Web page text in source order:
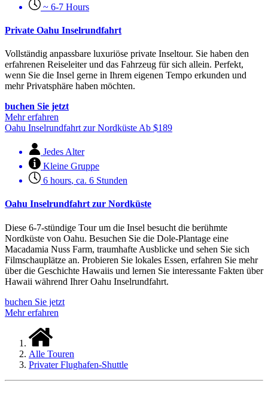
~ 6-7 Hours
Private Oahu Inselrundfahrt
Vollständig anpassbare luxuriöse private Inseltour. Sie haben den
erfahrenen Reiseleiter und das Fahrzeug für sich allein. Perfekt,
wenn Sie die Insel gerne in Ihrem eigenen Tempo erkunden und
mehr Privatsphäre haben möchten.
buchen Sie jetzt
Mehr erfahren
Oahu Inselrundfahrt zur Nordküste Ab $189
Jedes Alter
Kleine Gruppe
6 hours, ca. 6 Stunden
Oahu Inselrundfahrt zur Nordküste
Diese 6-7-stündige Tour um die Insel besucht die berühmte
Nordküste von Oahu. Besuchen Sie die Dole-Plantage eine
Macadamia Nuss Farm, traumhafte Ausblicke und sehen Sie sich
Filmschauplätze an. Probieren Sie lokales Essen, erfahren Sie mehr
über die Geschichte Hawaiis und lernen Sie interessante Fakten über
Hawaii während Ihrer Oahu Inselrundfahrt.
buchen Sie jetzt
Mehr erfahren
Alle Touren
Privater Flughafen-Shuttle